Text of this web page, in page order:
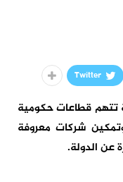
Twitter
تتهم قطاعات حكومية
شركات معروفة
عن الدولة.